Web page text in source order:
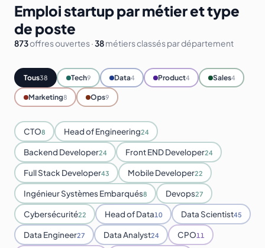
Emploi startup par métier et type
de poste
873offres ouvertes ·38métiers classés par département
Tous38 Tech9 Data4 Product4 Sales4
Marketing8 Ops9
CTO8 Head of Engineering24
Backend Developer24 Front END Developer24
Full Stack Developer43 Mobile Developer22
Ingénieur Systèmes Embarqués8 Devops27
Cybersécurité22 Head of Data10 Data Scientist45
Data Engineer27 Data Analyst24 CPO11